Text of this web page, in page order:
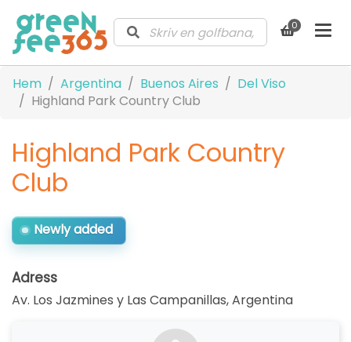
0
Hem Argentina Buenos Aires
Del Viso
Highland Park Country Club
Highland Park Country
Club
Newly added
Adress
Av. Los Jazmines y Las Campanillas,Argentina